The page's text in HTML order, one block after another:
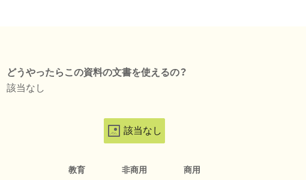
どうやったらこの資料の文書を使えるの？
該当なし
該当なし
教育 非商用 商用